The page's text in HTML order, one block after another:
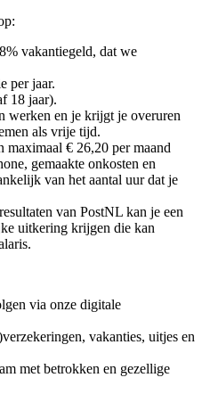
vakantiegeld, dat we
per jaar.
18 jaar).
werken en je krijgt je overuren
als vrije tijd.
maximaal € 26,20 per maand
gemaakte onkosten en
van het aantal uur dat je
van PostNL kan je een
uitkering krijgen die kan
via onze digitale
vakanties, uitjes en
met betrokken en gezellige